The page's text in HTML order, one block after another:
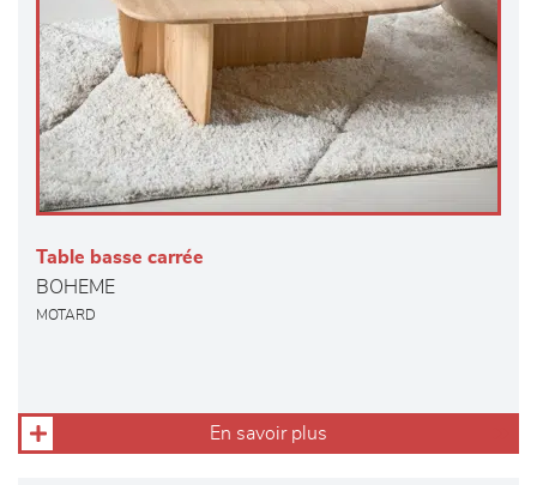
Table basse carrée
BOHEME
MOTARD
En savoir plus